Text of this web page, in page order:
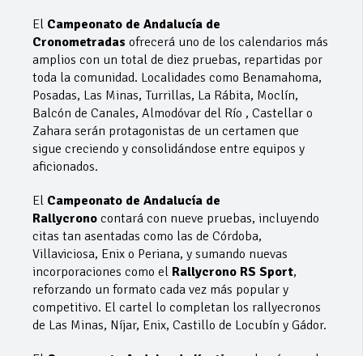
El Campeonato de Andalucía de
Cronometradas ofrecerá uno de los calendarios más
amplios con un total de diez pruebas, repartidas por
toda la comunidad. Localidades como Benamahoma,
Posadas, Las Minas, Turrillas, La Rábita, Moclín,
Balcón de Canales, Almodóvar del Río , Castellar o
Zahara serán protagonistas de un certamen que
sigue creciendo y consolidándose entre equipos y
aficionados.
El Campeonato de Andalucía de
Rallycrono contará con nueve pruebas, incluyendo
citas tan asentadas como las de Córdoba,
Villaviciosa, Enix o Periana, y sumando nuevas
incorporaciones como el Rallycrono RS Sport,
reforzando un formato cada vez más popular y
competitivo. El cartel lo completan los rallyecronos
de Las Minas, Níjar, Enix, Castillo de Locubín y Gádor.